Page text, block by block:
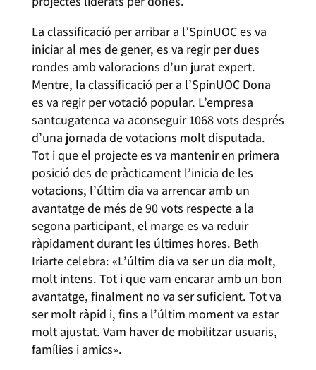
La classificació per arribar a l’SpinUOC es va
iniciar al mes de gener, es va regir per dues
rondes amb valoracions d’un jurat expert.
Mentre, la classificació per a l’SpinUOC Dona
es va regir per votació popular. L’empresa
santcugatenca va aconseguir 1068 vots després
d’una jornada de votacions molt disputada.
Tot i que el projecte es va mantenir en primera
posició des de pràcticament l’inicia de les
votacions, l’últim dia va arrencar amb un
avantatge de més de 90 vots respecte a la
segona participant, el marge es va reduir
ràpidament durant les últimes hores. Beth
Iriarte celebra: «L’últim dia va ser un dia molt,
molt intens. Tot i que vam encarar amb un bon
avantatge, finalment no va ser suficient. Tot va
ser molt ràpid i, fins a l’últim moment va estar
molt ajustat. Vam haver de mobilitzar usuaris,
famílies i amics».